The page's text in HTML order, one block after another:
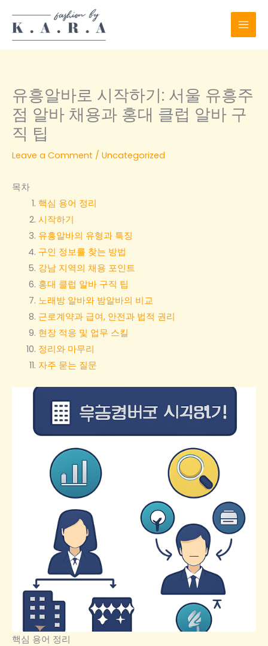
content
유흥알바로 시작하기: 서울 유흥주
점 알바 채용과 홍대 클럽 알바 구
직 팁
Leave a Comment / Uncategorized
목차
핵심 용어 정리
시작하기
유흥알바의 유형과 특징
구인 정보를 찾는 방법
강남 지역의 채용 포인트
홍대 클럽 알바 구직 팁
노래방 알바와 밤알바의 비교
근로계약과 급여, 안전과 법적 권리
현장 적응 및 업무 스킬
정리와 마무리
자주 묻는 질문
핵심 용어 정리